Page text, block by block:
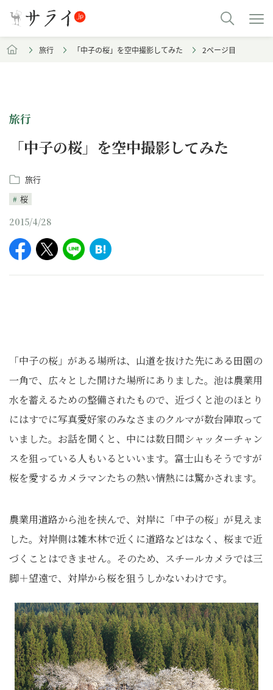
旅行 「中子の桜」を空中撮影してみた 2ページ目
旅行
「中子の桜」を空中撮影してみた
旅行
桜
2015/4/28
「中子の桜」がある場所は、山道を抜けた先にある田園の
一角で、広々とした開けた場所にありました。池は農業用
水を蓄えるための整備されたもので、近づくと池のほとり
にはすでに写真愛好家のみなさまのクルマが数台陣取って
いました。お話を聞くと、中には数日間シャッターチャン
スを狙っている人もいるといいます。富士山もそうですが
桜を愛するカメラマンたちの熱い情熱には驚かされます。
農業用道路から池を挟んで、対岸に「中子の桜」が見えま
した。対岸側は雑木林で近くに道路などはなく、桜まで近
づくことはできません。そのため、スチールカメラでは三
脚＋望遠で、対岸から桜を狙うしかないわけです。